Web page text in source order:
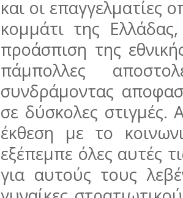
και οι επαγγελματίες
κομμάτι της
προάσπιση της
πάμπολλες
συνδράμοντας
σε δύσκολες
έκθεση με το
εξέπεμπε όλες αυτές
για αυτούς τους